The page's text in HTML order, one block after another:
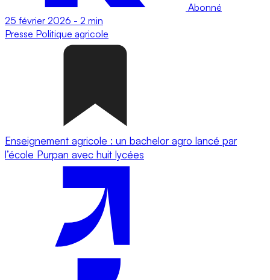
Abonné
25 février 2026 - 2 min
Presse Politique agricole
Enseignement agricole : un bachelor agro lancé par
l’école Purpan avec huit lycées